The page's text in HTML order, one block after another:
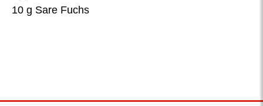
10 g Sare Fuchs